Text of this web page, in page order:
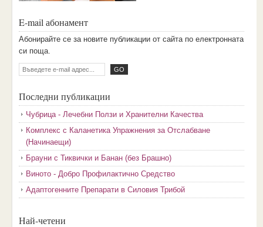
E-mail абонамент
Aбoниpaйтe ce зa нoвитe пyбликaции oт caйтa пo eлeктpoннaтa
cи пoщa.
Последни публикации
Чубрица - Лечебни Ползи и Хранителни Качества
Комплекс с Каланетика Упражнения за Отслабване
(Начинаещи)
Брауни с Тиквички и Банан (без Брашно)
Виното - Добро Профилактично Средство
Адаптогенните Препарати в Силовия Трибой
Най-четени